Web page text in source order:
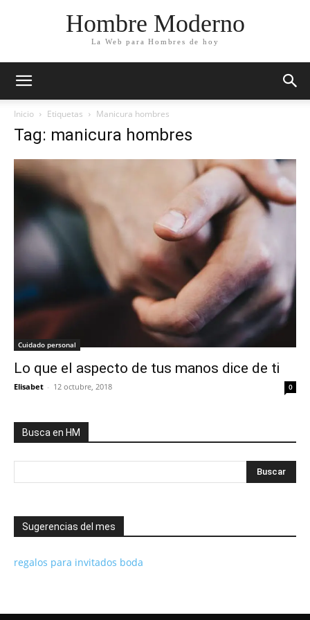
Hombre Moderno
La Web para Hombres de hoy
Inicio Etiquetas Manicura hombres
Tag: manicura hombres
Cuidado personal
Lo que el aspecto de tus manos dice de ti
Elisabet - 12 octubre, 2018 0
Busca en HM
Sugerencias del mes
regalos para invitados boda